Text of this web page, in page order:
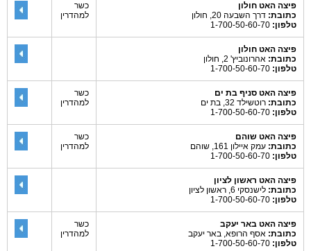
פיצה האט חולון
כתובת: דרך השבעה 20, חולון
טלפון:
כשר
למהדרין
פיצה האט חולון
כתובת: אהרונוביץ' 2, חולון
טלפון:
פיצה האט סניף בת ים
כתובת: רוטשילד 32, בת ים
טלפון:
כשר
למהדרין
פיצה האט שוהם
כתובת: עמק איילון 161, שוהם
טלפון:
כשר
למהדרין
פיצה האט ראשון לציון
כתובת: לישנסקי 6, ראשון לציון
טלפון:
פיצה האט באר יעקב
כתובת: אסף הרופא, באר יעקב
טלפון:
כשר
למהדרין